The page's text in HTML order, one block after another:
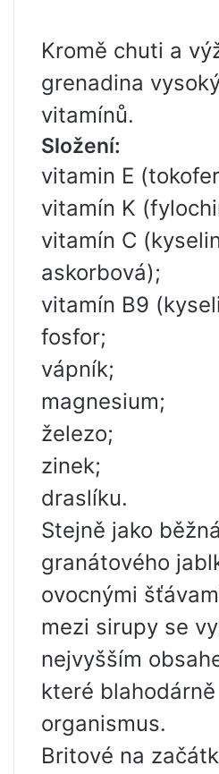
Kromě chuti a
grenadina
vitamínů.
Složení:
vitamin E
vitamín K
vitamín C
askorbová);
vitamín B9
fosfor;
vápník;
magnesium;
železo;
zinek;
draslíku.
Stejně jako
granátového
ovocnými
mezi sirupy se
nejvyšším
které
organismus.
Britové na